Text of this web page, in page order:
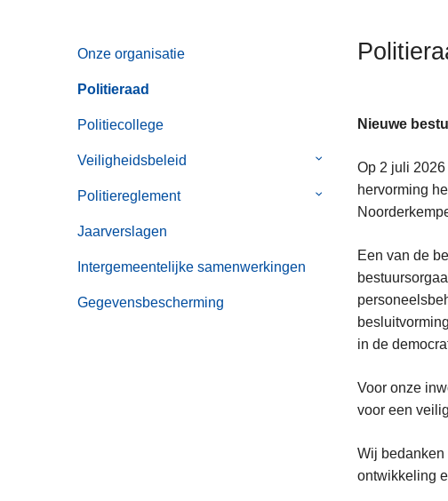
Onze organisatie
Politieraad
Politiecollege
Veiligheidsbeleid
Submenu
Veiligheidsbeleid
Politiereglement
Submenu
Jaarverslagen
Intergemeentelijke samenwerkingen
Gegevensbescherming
Nieuwe
Op 2 juli
hervorming
Een van de
in de
Voor onze
voor een
Wij bedanken
ontwikkeling